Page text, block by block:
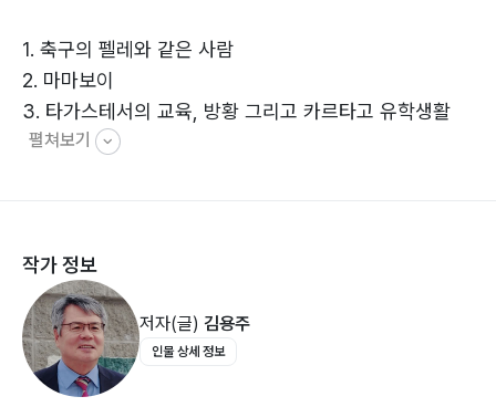
1. 축구의 펠레와 같은 사람
2. 마마보이
3. 타가스테서의 교육, 방황 그리고 카르타고 유학생활
4. 호르텐시우스를 통하여 삶의 목표를 바꿈
8. “나는 밀라노에 왔노라, 암브로시우스 감독님에게로”
9. 플라톤주의자들과의 만남을 통하여 마니교에서 빠져나
오다
10. 무화과나무 아래의 회심
11. 세례를 통한 새 출발, 어머니와의 영원한 이별
펼쳐보기
작가 정보
저자(글) 김용주
인물 상세 정보